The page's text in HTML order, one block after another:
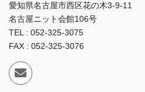
愛知県名古屋市西区花の木3-9-11
名古屋ニット会館106号
TEL : 052-325-3075
FAX : 052-325-3076